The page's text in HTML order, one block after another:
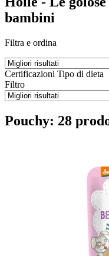
bambini
Filtra e ordina
Certificazioni Tipo di dieta
Filtro
Pouchy: 28